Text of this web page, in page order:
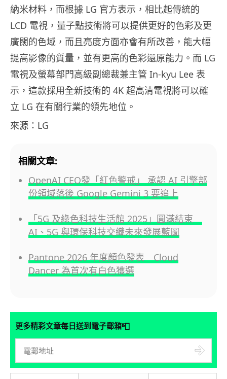
納米材料，而根據 LG 官方表示，相比起傳統的
LCD 電視，量子點技術將可以提供更好的色彩及更
廣闊的色域，而且亮度方面亦會有所改善，能大幅
提高影像的質量，並有更高的色彩還原能力。而 LG
電視及螢幕部門高級副總裁兼主管 In-kyu Lee 表
示，這款採用全新技術的 4K 超高清電視將可以確
立 LG 在有關行業的領先地位。
來源：LG
相關文章:
OpenAI CEO發「紅色警戒」 承認 AI 引擎部
份領域落後 Google Gemini 3 要追上
「5G 及綠色科技生活館 2025」圓滿結束
AI、5G 與環保科技交織未來發展藍圖
Pantone 2026 年度顏色發表 Cloud
Dancer 為首次有白色獲選
更多精彩文章每日送到電子郵箱📮